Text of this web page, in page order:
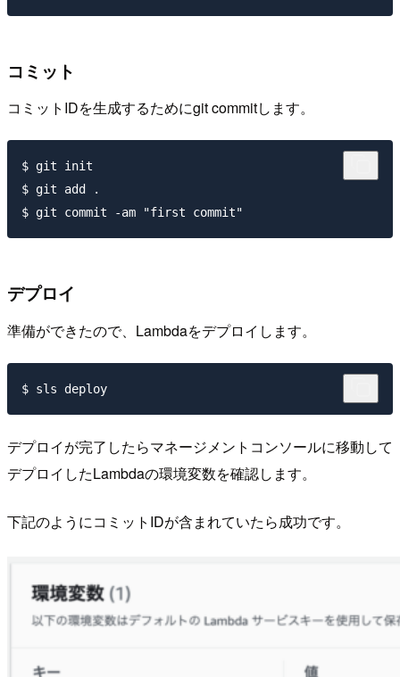
コミット
コミットIDを生成するためにgit commitします。
$ git init
$ git add .
デプロイ
準備ができたので、Lambdaをデプロイします。
デプロイが完了したらマネージメントコンソールに移動して
デプロイしたLambdaの環境変数を確認します。
下記のようにコミットIDが含まれていたら成功です。